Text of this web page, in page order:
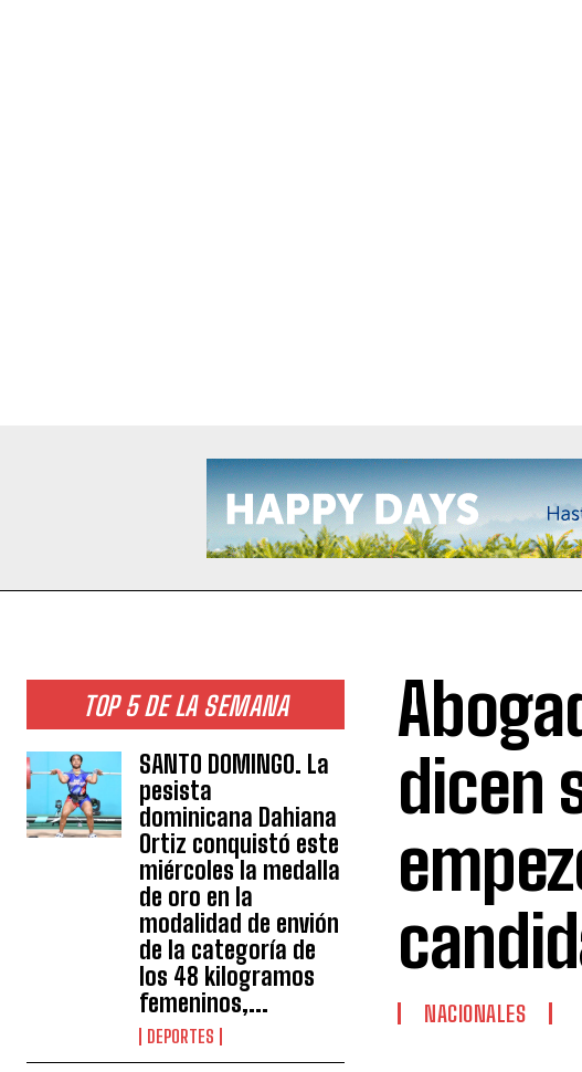
TOP 5 DE LA SEMANA
SANTO DOMINGO. La
pesista
dominicana Dahiana
Ortiz conquistó este
miércoles la medalla
de oro en la
modalidad de envión
de la categoría de
los 48 kilogramos
femeninos,...
DEPORTES
dicen
NACIONALES